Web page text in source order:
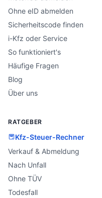
Ohne eID abmelden
Sicherheitscode finden
i-Kfz oder Service
So funktioniert's
Häufige Fragen
Blog
Über uns
RATGEBER
Kfz-Steuer-Rechner
Verkauf & Abmeldung
Nach Unfall
Ohne TÜV
Todesfall